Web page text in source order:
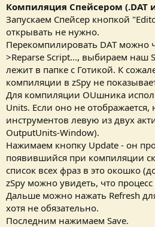
Компиляция Спейсером (.DAT
Запускаем Спейсер кнопкой
открывать не нужно.
Перекомпилировать DAT можно
>Reparse Script..., выбираем наш
лежит в папке с Готикой. К
компиляции в zSpy не
Для компиляции OUшника
Units. Если оно не
инструментов левую из двух
OutputUnits-Window).
Нажимаем кнопку Update - он
появившийся при компиляции
список всех фраз в это окошко
zSpy можно увидеть, что процесс
Дальше можно нажать Refresh
хотя не обязательно.
Последним нажимаем Save.